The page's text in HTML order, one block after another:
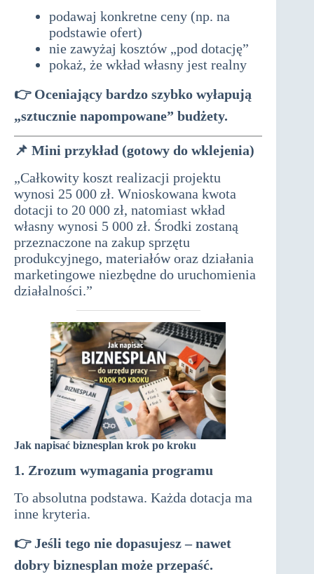
podawaj konkretne ceny (np. na
podstawie ofert)
nie zawyżaj kosztów „pod dotację”
pokaż, że wkład własny jest realny
👉 Oceniający bardzo szybko wyłapują
„sztucznie napompowane” budżety.
📌 Mini przykład (gotowy do wklejenia)
„Całkowity koszt realizacji projektu
wynosi 25 000 zł. Wnioskowana kwota
dotacji to 20 000 zł, natomiast wkład
własny wynosi 5 000 zł. Środki zostaną
przeznaczone na zakup sprzętu
produkcyjnego, materiałów oraz działania
marketingowe niezbędne do uruchomienia
działalności.”
Jak napisać biznesplan krok po kroku
1. Zrozum wymagania programu
To absolutna podstawa. Każda dotacja ma
inne kryteria.
👉 Jeśli tego nie dopasujesz – nawet
dobry biznesplan może przepaść.